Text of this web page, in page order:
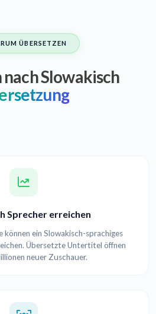
ÜBERSETZEN
Slowakisch
Sprecher erreichen
können ein Slowakisch-sprachiges
Übersetzte Untertitel öffnen
neuer Zuschauer.